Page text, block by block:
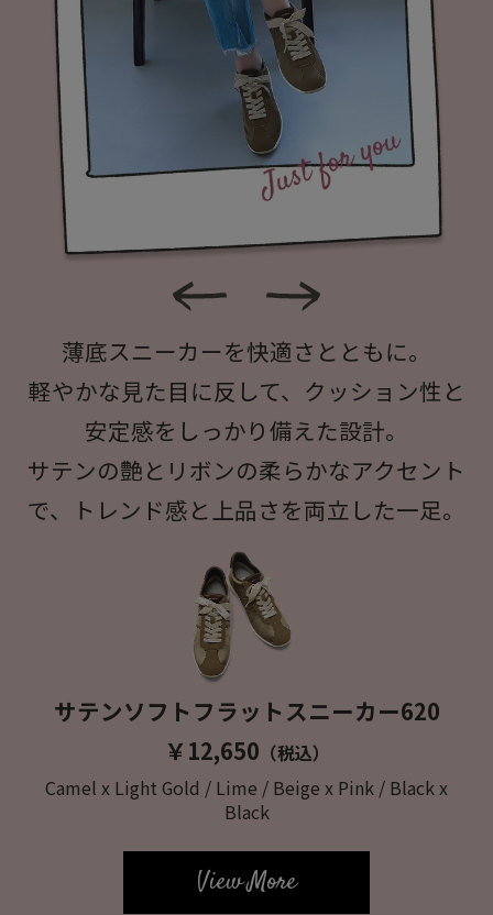
薄底スニーカーを快適さとともに。
軽やかな見た目に反して、クッション性と
安定感をしっかり備えた設計。
サテンの艶とリボンの柔らかなアクセント
で、トレンド感と上品さを両立した一足。
サテンソフトフラットスニーカー620
￥12,650 （税込）
Camel x Light Gold / Lime / Beige x Pink / Black x
Black
View More